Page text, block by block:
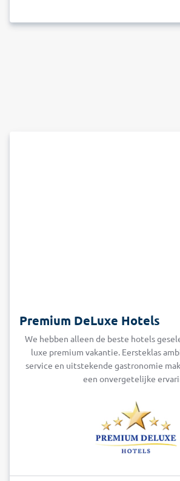
Premium DeLuxe Hotels
We hebben alleen de beste hotels
luxe premium vakantie. Eersteklas
service en uitstekende gastronomie
een onvergetelijke